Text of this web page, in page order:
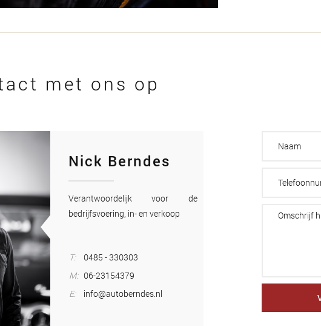
met ons op
Nick Berndes
Verantwoordelijk voor de
bedrijfsvoering, in- en verkoop
T:
0485 - 330303
M: 06-23154379
E:
info@autoberndes.nl